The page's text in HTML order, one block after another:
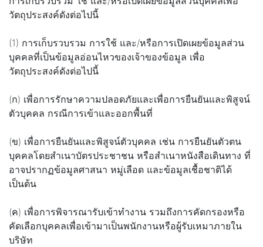
วัตถุประสงค์ดังต่อไปนี้
(1) การเก็บรวบรวม การใช้ และ/หรือการเปิดเผยข้อมูลส่วน
บุคคลที่เป็นข้อมูลอ่อนไหวของเจ้าของข้อมูล เพื่อ
วัตถุประสงค์ดังต่อไปนี้
(ก) เพื่อการรักษาความปลอดภัยและเพื่อการยืนยันและพิสูจน์
ตัวบุคคล กรณีการเข้าและออกพื้นที่
(ข) เพื่อการยืนยันและพิสูจน์ตัวบุคคล เช่น การยืนยันตัวตน
บุคคลโดยสำเนาบัตรประชาชน หรือสำเนาหนังสือเดินทาง ที่
อาจปรากฏข้อมูลศาสนา หมู่เลือด และข้อมูลเชื้อชาติได้
เป็นต้น
(ค) เพื่อการพิจารณารับเข้าทำงาน รวมถึงการคัดกรองหรือ
คัดเลือกบุคคลเพื่อเข้ามาเป็นพนักงานหรือผู้รับเหมาภายใน
บริษัท